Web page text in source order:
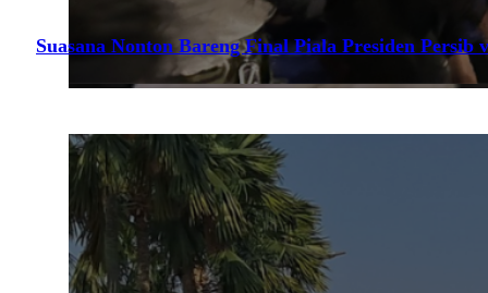
Suasana Nonton Bareng Final Piala Presiden Persib